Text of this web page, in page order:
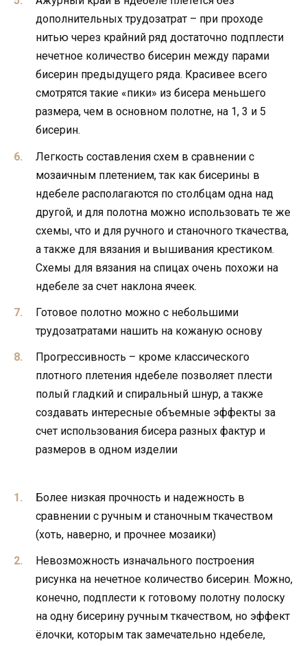
дополнительных трудозатрат – при проходе
нитью через крайний ряд достаточно подплести
нечетное количество бисерин между парами
бисерин предыдущего ряда. Красивее всего
смотрятся такие «пики» из бисера меньшего
размера, чем в основном полотне, на 1, 3 и 5
бисерин.
Легкость составления схем в сравнении с
мозаичным плетением, так как бисерины в
ндебеле располагаются по столбцам одна над
другой, и для полотна можно использовать те же
схемы, что и для ручного и станочного ткачества,
а также для вязания и вышивания крестиком.
Схемы для вязания на спицах очень похожи на
ндебеле за счет наклона ячеек.
Готовое полотно можно с небольшими
трудозатратами нашить на кожаную основу
Прогрессивность – кроме классического
плотного плетения ндебеле позволяет плести
полый гладкий и спиральный шнур, а также
создавать интересные объемные эффекты за
счет использования бисера разных фактур и
размеров в одном изделии
Более низкая прочность и надежность в
сравнении с ручным и станочным ткачеством
(хоть, наверно, и прочнее мозаики)
Невозможность изначального построения
рисунка на нечетное количество бисерин. Можно,
конечно, подплести к готовому полотну полоску
на одну бисерину ручным ткачеством, но эффект
ёлочки, которым так замечательно ндебеле,